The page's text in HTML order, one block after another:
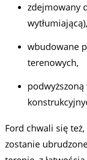
zdejmowany
wytłumiającą),
wbudowane
terenowych,
Ford chwali się
zostanie